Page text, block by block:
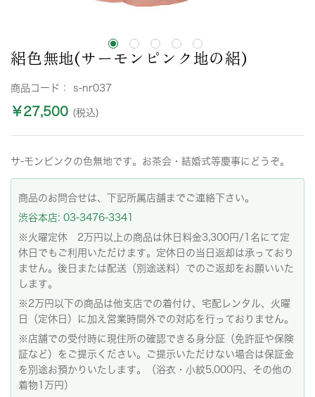
絽色無地(サーモンピンク地の絽)
商品コード： s-nr037
￥27,500 (税込)
サ-モンピンクの色無地です。お茶会・結婚式等慶事にどうぞ。
商品のお問合せは、下記所属店舗までご連絡下さい。
渋谷本店: 03-3476-3341
※火曜定休 2万円以上の商品は休日料金3,300円/1名にて定
休日でもご利用いただけます。定休日の当日返却は承っており
ません。後日または配送（別途送料）でのご返却をお願いいた
します。
※2万円以下の商品は他支店での着付け、宅配レンタル、火曜
日（定休日）に加え営業時間外での対応を行っておりません。
※店舗での受付時に現住所の確認できる身分証（免許証や保険
証など）をご提示ください。ご提示いただけない場合は保証金
を別途お預かりいたします。（浴衣・小紋5,000円、その他の
着物1万円）